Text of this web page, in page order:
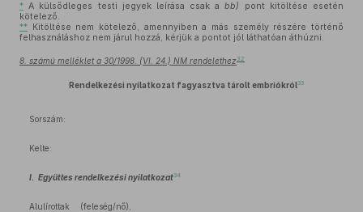
* A külsődleges testi jegyek leírása csak a bb)
pont kitöltése esetén
kötelező.
** Kitöltése nem kötelező, amennyiben a más személy részére történő
felhasználáshoz nem járul hozzá, kérjük a pontot jól láthatóan áthúzni.
8. számú melléklet a 30/1998. (VI. 24.) NM rendelethez 32
Rendelkezési nyilatkozat fagyasztva tárolt embriókról33
Sorszám:
Kelte:
I. Együttes rendelkezési nyilatkozat34
Alulírottak (feleség/nő),